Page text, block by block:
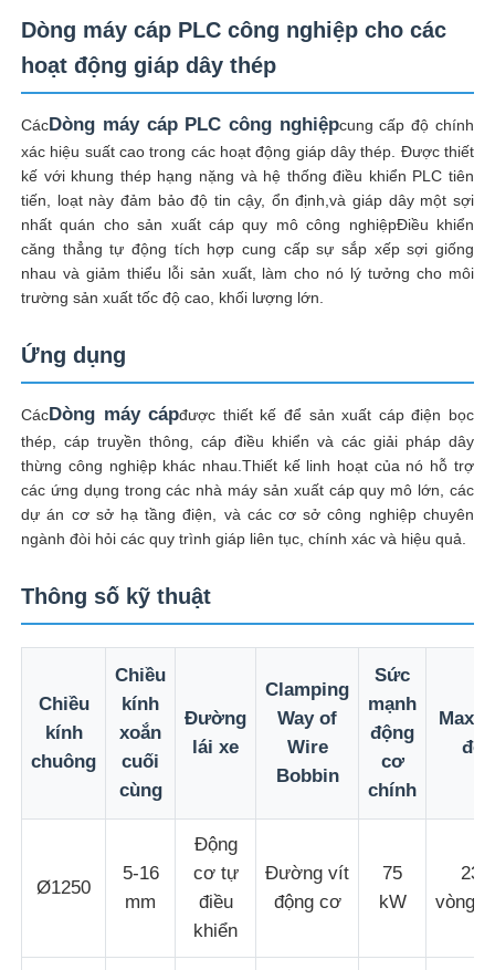
Về chúng tôi
Tham quan nhà máy
Kiểm soát chất lượng
Liên hệ chúng tôi
Tin tức
Tất cả các trường hợp
Yêu cầu báo giá
Dòng sản xuất ép
Dòng máy cáp PLC công nghiệp cho các
hoạt động giáp dây thép
CácDòng máy cáp PLC công nghiệpcung cấp độ chính
xác hiệu suất cao trong các hoạt động giáp dây thép. Được thiết
kế với khung thép hạng nặng và hệ thống điều khiển PLC tiên
tiến, loạt này đảm bảo độ tin cậy, ổn định,và giáp dây một sợi
nhất quán cho sản xuất cáp quy mô công nghiệpĐiều khiển
căng thẳng tự động tích hợp cung cấp sự sắp xếp sợi giống
nhau và giảm thiểu lỗi sản xuất, làm cho nó lý tưởng cho môi
trường sản xuất tốc độ cao, khối lượng lớn.
Ứng dụng
CácDòng máy cápđược thiết kế để sản xuất cáp điện bọc
thép, cáp truyền thông, cáp điều khiển và các giải pháp dây
thừng công nghiệp khác nhau.Thiết kế linh hoạt của nó hỗ trợ
các ứng dụng trong các nhà máy sản xuất cáp quy mô lớn, các
dự án cơ sở hạ tầng điện, và các cơ sở công nghiệp chuyên
ngành đòi hỏi các quy trình giáp liên tục, chính xác và hiệu quả.
Thông số kỹ thuật
Chiều
kính
chuông
Chiều
kính
xoắn
cuối
cùng
Đường
lái xe
Clamping
Way of
Wire
Bobbin
Sức
mạnh
động
cơ
chính
Max.
độ.
Ø1250
5-16
mm
Động
cơ tự
điều
khiển
Đường vít
động cơ
75
kW
230
vòng/